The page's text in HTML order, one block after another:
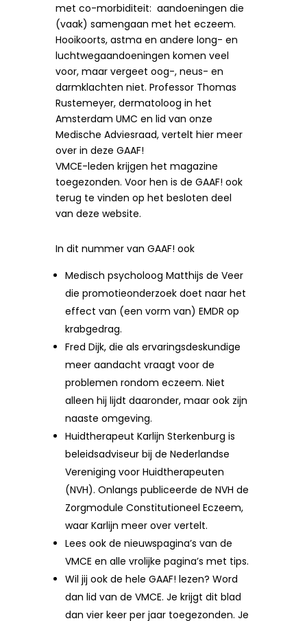
met co-morbiditeit: aandoeningen die
(vaak) samengaan met het eczeem.
Hooikoorts, astma en andere long- en
luchtwegaandoeningen komen veel
voor, maar vergeet oog-, neus- en
darmklachten niet. Professor Thomas
Rustemeyer, dermatoloog in het
Amsterdam UMC en lid van onze
Medische Adviesraad, vertelt hier meer
over in deze GAAF!
VMCE-leden krijgen het magazine
toegezonden. Voor hen is de GAAF! ook
terug te vinden op het besloten deel
van deze website.
In dit nummer van GAAF! ook
Medisch psycholoog Matthijs de Veer
die promotieonderzoek doet naar het
effect van (een vorm van) EMDR op
krabgedrag.
Fred Dijk, die als ervaringsdeskundige
meer aandacht vraagt voor de
problemen rondom eczeem. Niet
alleen hij lijdt daaronder, maar ook zijn
naaste omgeving.
Huidtherapeut Karlijn Sterkenburg is
beleidsadviseur bij de Nederlandse
Vereniging voor Huidtherapeuten
(NVH). Onlangs publiceerde de NVH de
Zorgmodule Constitutioneel Eczeem,
waar Karlijn meer over vertelt.
Lees ook de nieuwspagina’s van de
VMCE en alle vrolijke pagina’s met tips.
Wil jij ook de hele GAAF! lezen? Word
dan lid van de VMCE. Je krijgt dit blad
dan vier keer per jaar toegezonden. Je